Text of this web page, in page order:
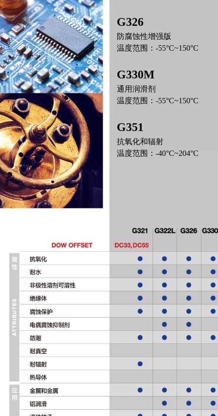
G326
防腐蚀性增强版
温度范围：-55°C~150°C
G330M
通用润滑剂
温度范围：-55°C~150°C
G351
抗氧化和辐射
温度范围：-40°C~204°C